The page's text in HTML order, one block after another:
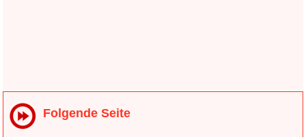
Folgende Seite